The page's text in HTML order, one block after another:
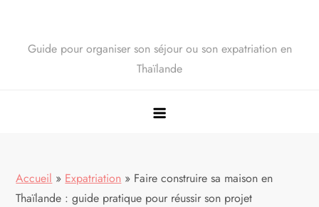
Guide pour organiser son séjour ou son expatriation en
Thaïlande
Accueil » Expatriation » Faire construire sa maison en
Thaïlande : guide pratique pour réussir son projet